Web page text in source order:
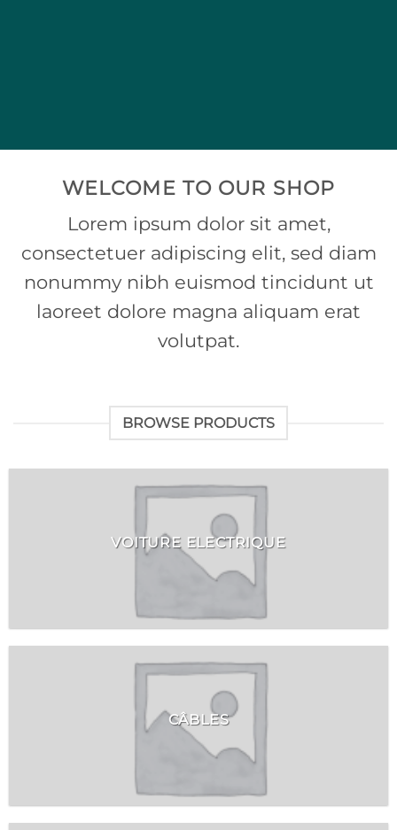
WELCOME TO OUR SHOP
Lorem ipsum dolor sit amet,
consectetuer adipiscing elit, sed diam
nonummy nibh euismod tincidunt ut
laoreet dolore magna aliquam erat
volutpat.
BROWSE PRODUCTS
VOITURE ELECTRIQUE
CÂBLES